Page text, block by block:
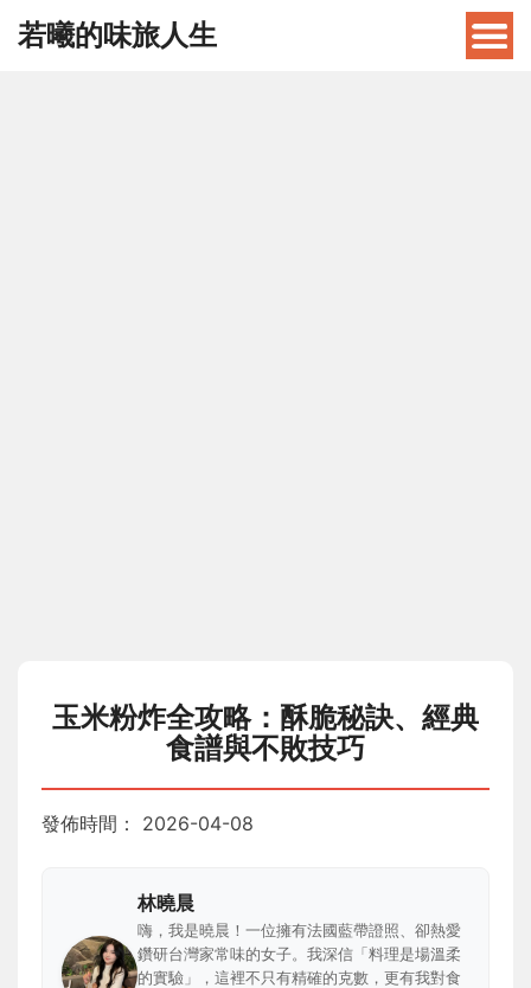
若曦的味旅人生
玉米粉炸全攻略：酥脆秘訣、經典
食譜與不敗技巧
發佈時間： 2026-04-08
林曉晨
嗨，我是曉晨！一位擁有法國藍帶證照、卻熱愛
鑽研台灣家常味的女子。我深信「料理是場溫柔
的實驗」，這裡不只有精確的克數，更有我對食